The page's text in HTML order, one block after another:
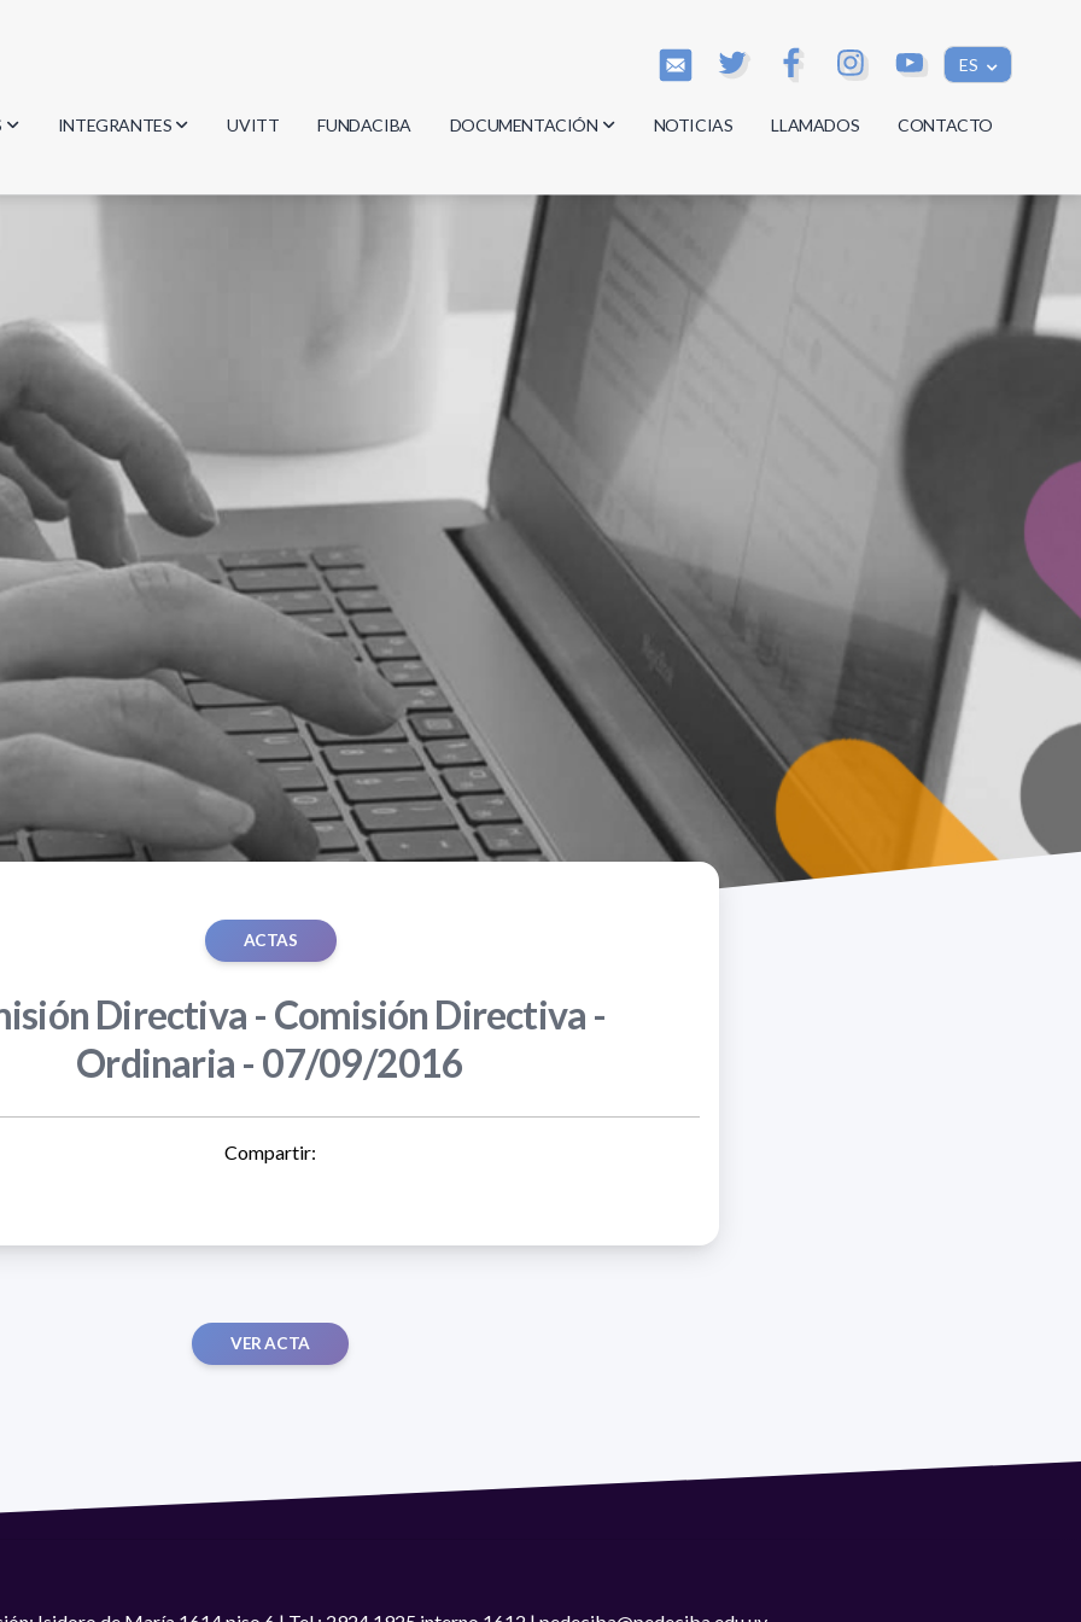
ES
INTEGRANTES
Investigadores
UVITT FUNDACIBA DOCUMENTACIÓN
Actas
Reglamentos
Documentos
NOTICIAS LLAMADOS CONTACTO
ACTAS
Directiva - Comisión Directiva -
Ordinaria - 07/09/2016
Compartir:
VER ACTA